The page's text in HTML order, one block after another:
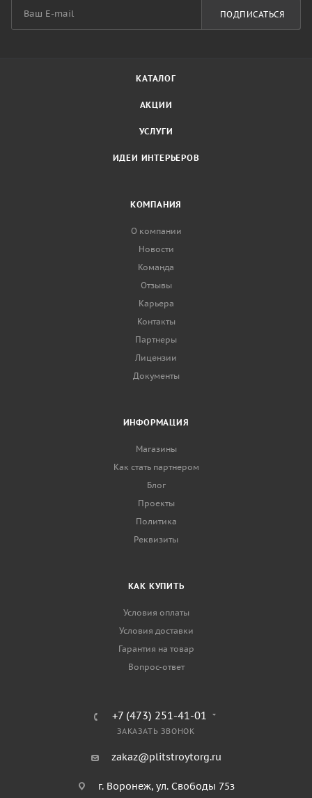
ПОДПИСАТЬСЯ
КАТАЛОГ
АКЦИИ
УСЛУГИ
ИДЕИ ИНТЕРЬЕРОВ
КОМПАНИЯ
О компании
Новости
Команда
Отзывы
Карьера
Контакты
Партнеры
Лицензии
Документы
ИНФОРМАЦИЯ
Магазины
Как стать партнером
Блог
Проекты
Политика
Реквизиты
КАК КУПИТЬ
Условия оплаты
Условия доставки
Гарантия на товар
Вопрос-ответ
+7 (473) 251-41-01
ЗАКАЗАТЬ ЗВОНОК
zakaz@plitstroytorg.ru
г. Воронеж, ул. Свободы 75з